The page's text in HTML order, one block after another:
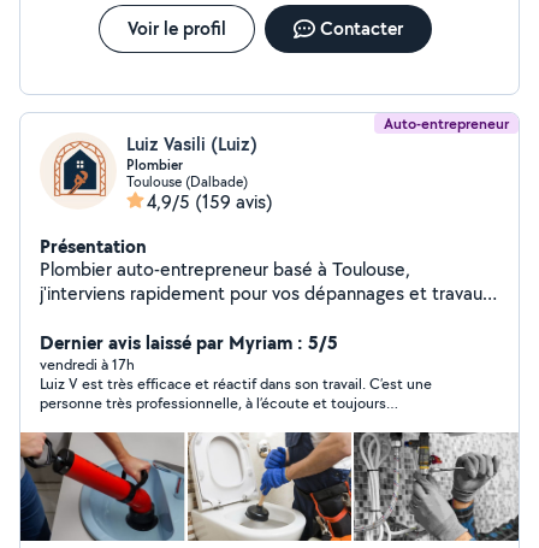
Voir le profil Contacter
Auto-entrepreneur
Luiz Vasili (Luiz)
Plombier
Toulouse (Dalbade)
4,9/5 (159 avis)
Présentation
Plombier auto-entrepreneur basé à Toulouse,
j'interviens rapidement pour vos dépannages et travaux
dans le dépannage et l'installation : Recherche et
réparation de fuites d'eau Remplacement et installation
de robinetterie, WC, lavabo, évier, douche Pose et
dépannage de chauffe-eau / ballon Débouchage de
canalisations Raccordements, joints, tuyauterie Petits
travaux de plomberie et de bricolage Disponible 24h/24
et 7j/7, même en urgence. J'interviens rapidement et je
m'engage à vous proposer une solution fiable et
durable.
Dernier avis laissé par Myriam : 5/5
vendredi à 17h
Luiz V est très efficace et réactif dans son travail. C’est une
personne très professionnelle, à l’écoute et toujours